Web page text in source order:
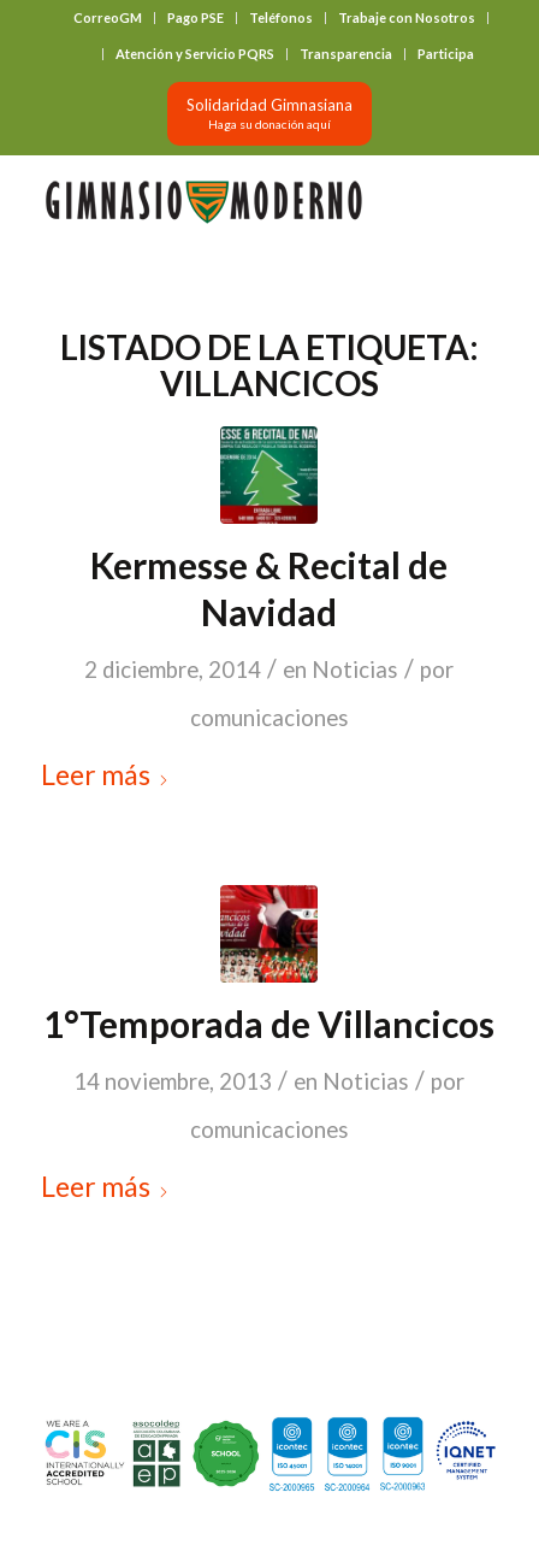
CorreoGM Pago PSE Teléfonos Trabaje con Nosotros
Atención y Servicio PQRS Transparencia Participa
Solidaridad Gimnasiana
Haga su donación aquí
LISTADO DE LA ETIQUETA:
VILLANCICOS
Kermesse & Recital de
Navidad
2 diciembre, 2014 / en Noticias / por
comunicaciones
Leer más
1°Temporada de Villancicos
14 noviembre, 2013 / en Noticias / por
comunicaciones
Leer más